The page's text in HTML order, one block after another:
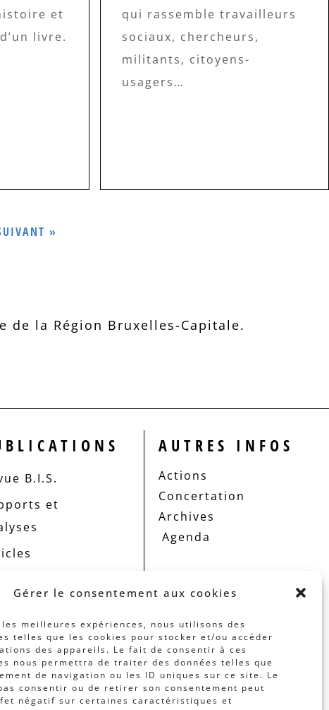
Gérer le consentement aux cookies
meilleures expériences, nous utilisons des
telles que les cookies pour stocker et/ou accéder
des appareils. Le fait de consentir à ces
nous permettra de traiter des données telles que
de navigation ou les ID uniques sur ce site. Le
consentir ou de retirer son consentement peut
négatif sur certaines caractéristiques et
et
livre.
qui rassemble travailleurs
sociaux, chercheurs,
militants, citoyens-
usagers…
»
de la Région Bruxelles-Capitale.
B.I.S.
et
AUTRES INFOS
Actions
Concertation
Archives
Agenda